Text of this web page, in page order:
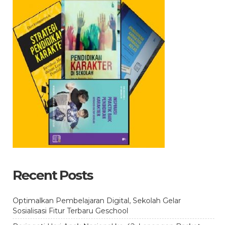
Recent Posts
Optimalkan Pembelajaran Digital, Sekolah Gelar
Sosialisasi Fitur Terbaru Geschool